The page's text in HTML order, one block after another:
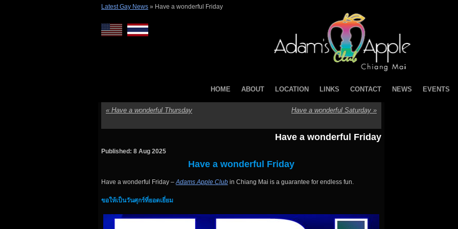
Latest Gay News » Have a wonderful Friday
HOME ABOUT LOCATION LINKS CONTACT NEWS EVENTS
« Have a wonderful Thursday Have a wonderful Saturday »
Have a wonderful Friday
Published: 8 Aug 2025
Have a wonderful Friday
Have a wonderful Friday –Adams Apple Club in Chiang Mai is a guarantee for endless fun.
ขอให้เป็นวันศุกร์ที่ยอดเยี่ยม